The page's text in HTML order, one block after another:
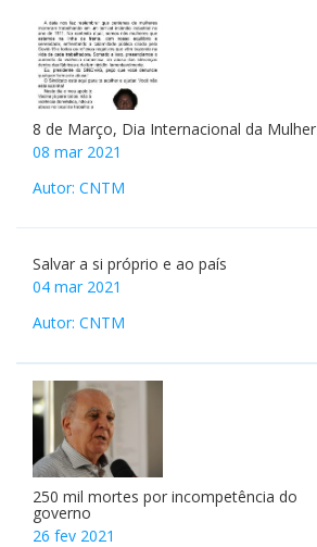
8 de Março, Dia Internacional da Mulher
08 mar 2021
Autor: CNTM
Salvar a si próprio e ao país
04 mar 2021
Autor: CNTM
250 mil mortes por incompetência do
governo
26 fev 2021